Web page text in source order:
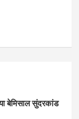
बेमिसाल सुंदरकांड